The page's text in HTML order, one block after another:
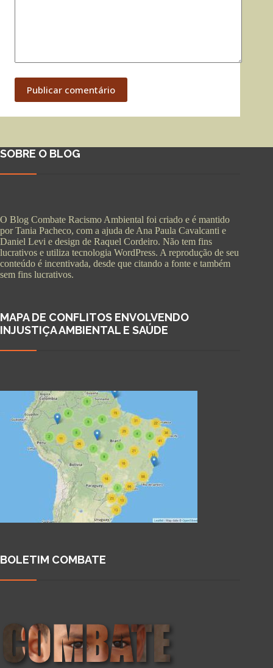
Publicar comentário
SOBRE O BLOG
O Blog Combate Racismo Ambiental foi criado e é mantido
por Tania Pacheco, com a ajuda de Ana Paula Cavalcanti e
Daniel Levi e design de Raquel Cordeiro. Não tem fins
lucrativos e utiliza tecnologia WordPress. A reprodução de seu
conteúdo é incentivada, desde que citando a fonte e também
sem fins lucrativos.
MAPA DE CONFLITOS ENVOLVENDO
INJUSTIÇA AMBIENTAL E SAÚDE
BOLETIM COMBATE